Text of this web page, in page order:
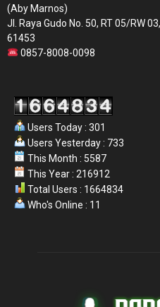
(Aby Marnos)
Jl. Raya Gudo No. 50, RT 05/RW
61453
0857-8008-0098
Users Today : 301
Users Yesterday : 733
This Month : 5587
This Year : 216912
Total Users : 1664834
Who's Online : 11